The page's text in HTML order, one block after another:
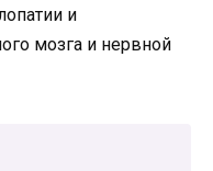
и
мозга и нервной